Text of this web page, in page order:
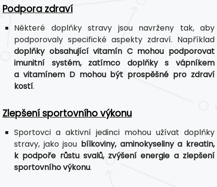
Podpora zdraví
Některé doplňky stravy jsou navrženy tak, aby
podporovaly specifické aspekty zdraví. Například
doplňky obsahující vitamín C mohou podporovat
imunitní systém, zatímco doplňky s vápníkem
a vitamínem D mohou být prospěšné pro zdraví
kostí.
Zlepšení sportovního výkonu
Sportovci a aktivní jedinci mohou užívat doplňky
stravy, jako jsou bílkoviny, aminokyseliny a kreatin,
k podpoře růstu svalů, zvýšení energie a zlepšení
sportovního výkonu.